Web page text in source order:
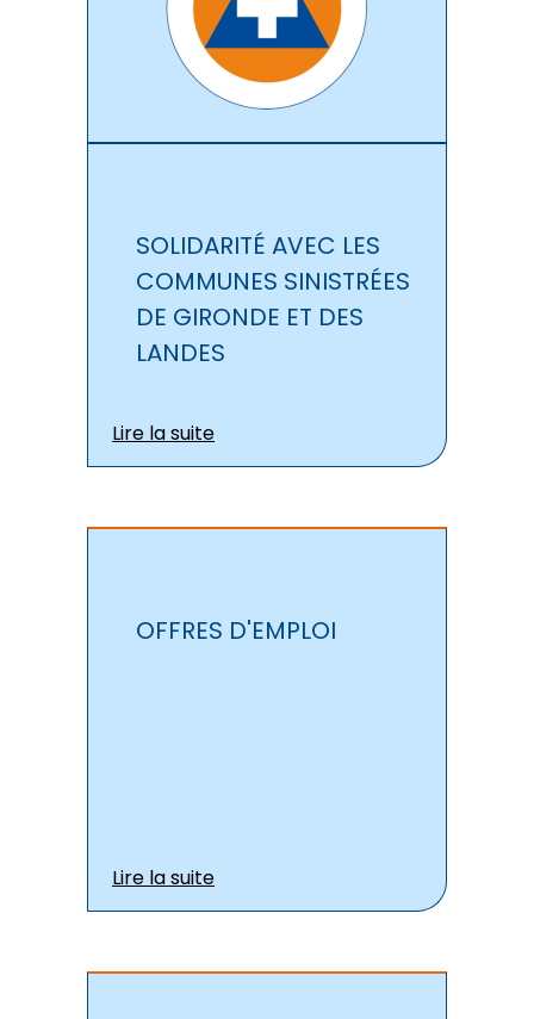
SOLIDARITÉ AVEC LES
COMMUNES SINISTRÉES
DE GIRONDE ET DES
LANDES
Lire la suite
OFFRES D'EMPLOI
Lire la suite